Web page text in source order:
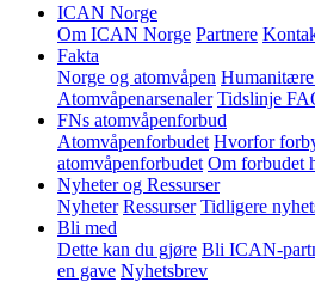
ICAN Norge
Om ICAN Norge Partnere
Fakta
Norge og atomvåpen
Atomvåpenarsenaler Tidslinje
FNs atomvåpenforbud
Atomvåpenforbudet Hvorfor
atomvåpenforbudet Om forbudet
Nyheter og Ressurser
Nyheter Ressurser Tidligere
Bli med
Dette kan du gjøre Bli ICAN-
en gave Nyhetsbrev